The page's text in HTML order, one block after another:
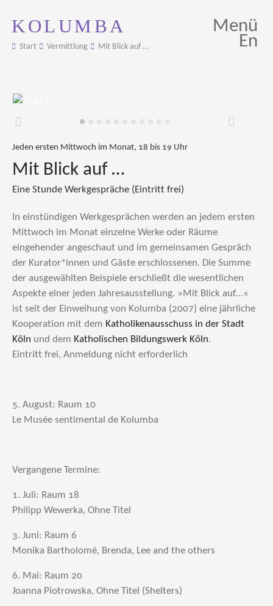
KOLUMBA
Start Vermittlung Mit Blick auf …
Menü
En
Zurück Weiter
Jeden ersten Mittwoch im Monat, 18 bis 19 Uhr
Mit Blick auf …
Eine Stunde Werkgespräche (Eintritt frei)
In einstündigen Werkgesprächen werden an jedem ersten
Mittwoch im Monat einzelne Werke oder Räume
eingehender angeschaut und im gemeinsamen Gespräch
der Kurator*innen und Gäste erschlossenen. Die Summe
der ausgewählten Beispiele erschließt die wesentlichen
Aspekte einer jeden Jahresausstellung. »Mit Blick auf…«
ist seit der Einweihung von Kolumba (2007) eine jährliche
Kooperation mit dem Katholikenausschuss in der Stadt
Köln und dem Katholischen Bildungswerk Köln.
Eintritt frei, Anmeldung nicht erforderlich
5. August: Raum 10
Le Musée sentimental de Kolumba
Vergangene Termine:
1. Juli: Raum 18
Philipp Wewerka, Ohne Titel
3. Juni: Raum 6
Monika Bartholomé, Brenda, Lee and the others
6. Mai: Raum 20
Joanna Piotrowska, Ohne Titel (Shelters)